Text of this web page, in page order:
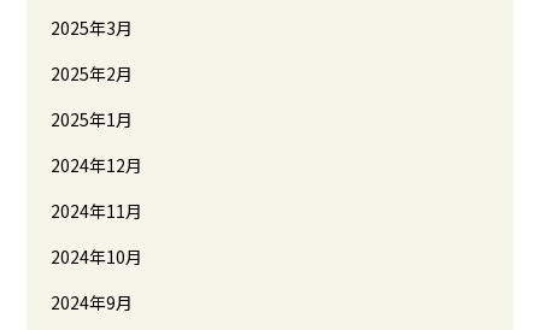
2025年3月
2025年2月
2025年1月
2024年12月
2024年11月
2024年10月
2024年9月